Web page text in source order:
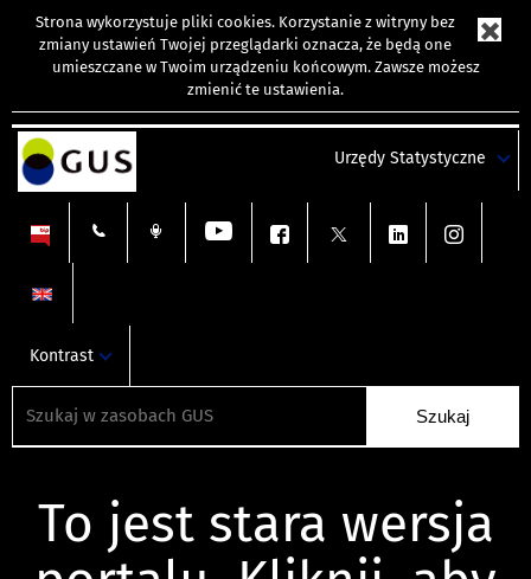
Strona wykorzystuje pliki cookies. Korzystanie z witryny bez
zmiany ustawień Twojej przeglądarki oznacza, że będą one
umieszczane w Twoim urządzeniu końcowym. Zawsze możesz
zmienić te ustawienia.
Urzędy Statystyczne
Kontrast
To jest stara wersja